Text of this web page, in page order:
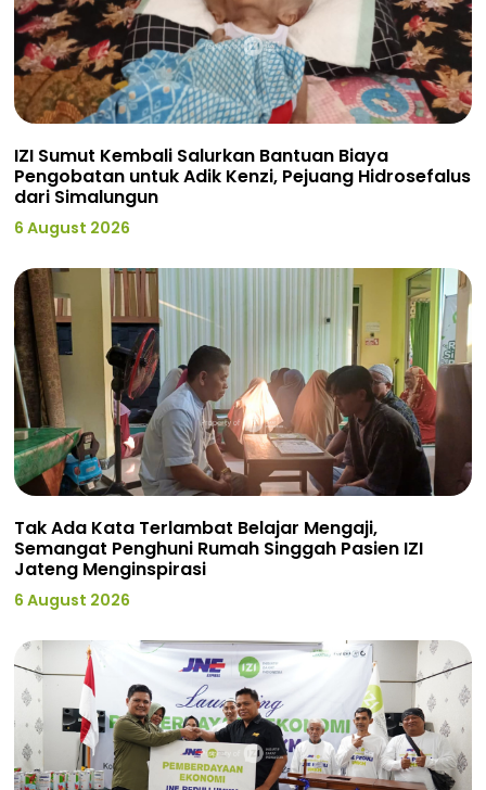
IZI Sumut Kembali Salurkan Bantuan Biaya
Pengobatan untuk Adik Kenzi, Pejuang Hidrosefalus
dari Simalungun
6 August 2026
Tak Ada Kata Terlambat Belajar Mengaji,
Semangat Penghuni Rumah Singgah Pasien IZI
Jateng Menginspirasi
6 August 2026